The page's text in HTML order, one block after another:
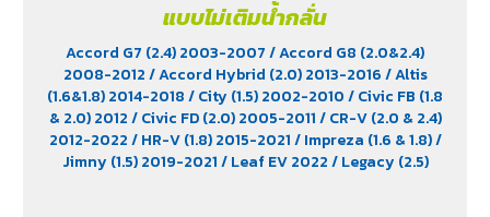
แบบไม่เติมน้ำกลั่น
Accord G7 (2.4) 2003-2007/ Accord G8 (2.0&2.4)
2008-2012/ Accord Hybrid (2.0) 2013-2016/ Altis
(1.6&1.8) 2014-2018/ City (1.5) 2002-2010/ Civic FB (1.8
& 2.0) 2012/ Civic FD (2.0) 2005-2011/ CR-V (2.0 & 2.4)
2012-2022/ HR-V (1.8) 2015-2021/ Impreza (1.6 & 1.8)/
Jimny (1.5) 2019-2021/ Leaf EV 2022/ Legacy (2.5)